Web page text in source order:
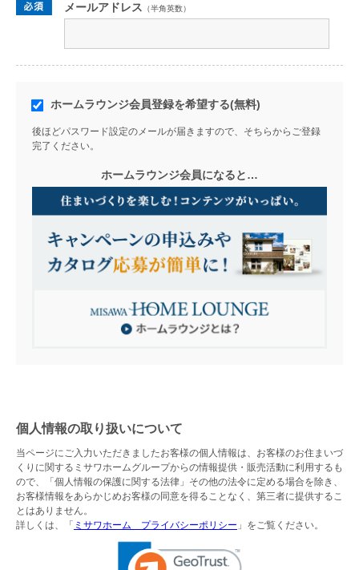
メールアドレス （半角英数）
ホームラウンジ会員登録を希望する(無料)
後ほどパスワード設定のメールが届きますので、そちらからご登録
完了ください。
ホームラウンジ会員になると…
個人情報の取り扱いについて
当ページにご入力いただきましたお客様の個人情報は、お客様のお住まいづ
くりに関するミサワホームグループからの情報提供・販売活動に利用するも
ので、「個人情報の保護に関する法律」その他の法令に定める場合を除き、
お客様情報をあらかじめお客様の同意を得ることなく、第三者に提供するこ
とはありません。
詳しくは、「 ミサワホーム プライバシーポリシー 」をご覧ください。